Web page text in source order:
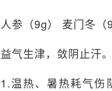
人参（9g） 麦门冬（
益气生津，敛阴止汗。
1.温热、暑热耗气伤